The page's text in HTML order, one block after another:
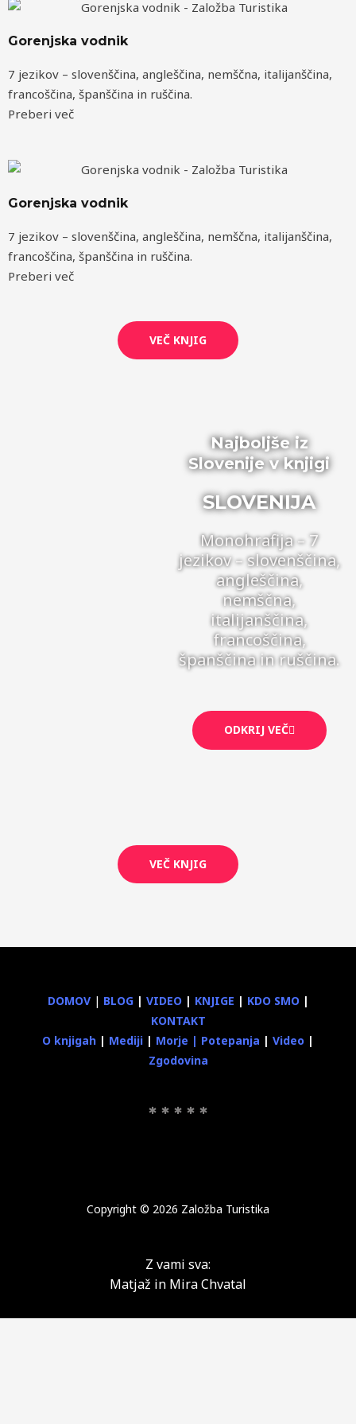
Gorenjska vodnik
7 jezikov – slovenščina, angleščina, nemščna, italijanščina,
francoščina, španščina in ruščina.
Preberi več
Gorenjska vodnik
7 jezikov – slovenščina, angleščina, nemščna, italijanščina,
francoščina, španščina in ruščina.
Preberi več
VEČ KNJIG
Najboljše iz
Slovenije v knjigi
SLOVENIJA
Monohrafija – 7
jezikov – slovenščina,
angleščina,
nemščna,
italijanščina,
francoščina,
španščina in ruščina.
ODKRIJ VEČ
VEČ KNJIG
DOMOV| BLOG| VIDEO| KNJIGE | KDO SMO|
KONTAKT
O knjigah | Mediji | Morje | Potepanja | Video |
Zgodovina
* * * * *
Copyright © 2026 Založba Turistika
Z vami sva:
Matjaž in Mira Chvatal